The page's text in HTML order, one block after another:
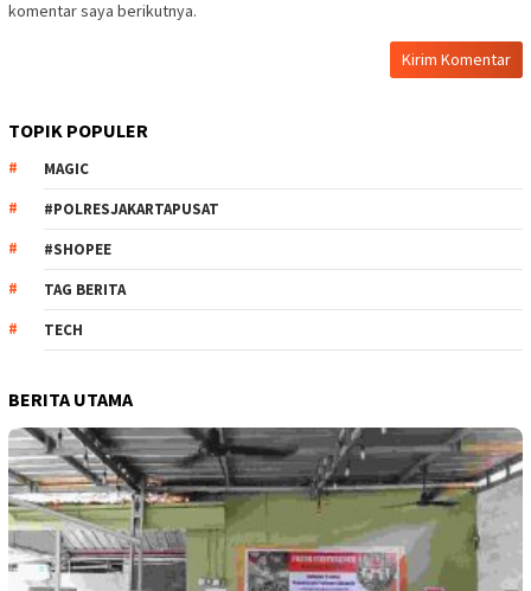
komentar saya berikutnya.
TOPIK POPULER
MAGIC
#POLRESJAKARTAPUSAT
#SHOPEE
TAG BERITA
TECH
BERITA UTAMA